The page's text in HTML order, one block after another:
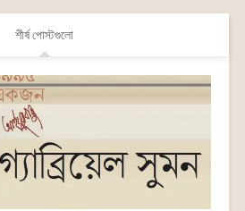
শীর্ষ পোস্টগুলো